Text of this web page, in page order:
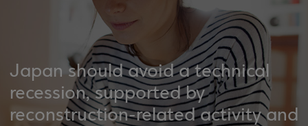
Japan should avoid a technical
recession, supported by
reconstruction-related activity and